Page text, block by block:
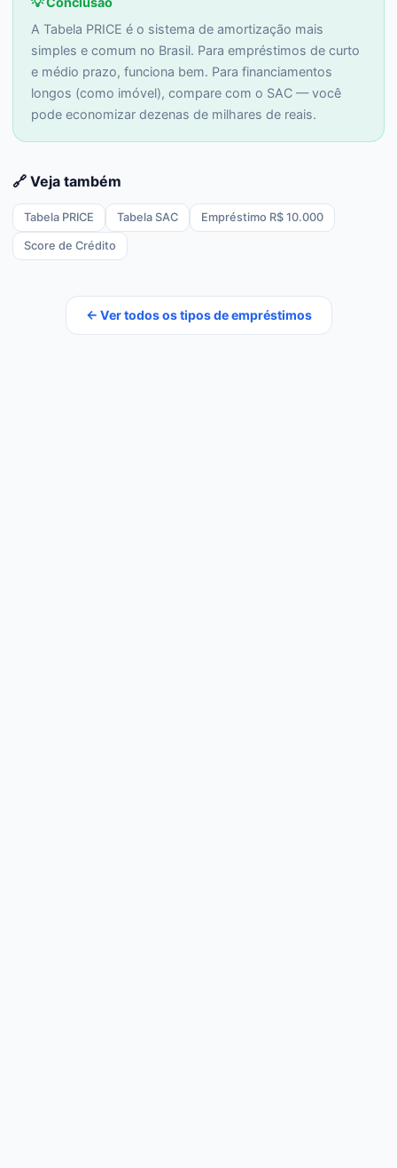
A Tabela PRICE é o sistema de amortização mais
simples e comum no Brasil. Para empréstimos de curto
e médio prazo, funciona bem. Para financiamentos
longos (como imóvel), compare com o SAC — você
pode economizar dezenas de milhares de reais.
🔗 Veja também
Tabela PRICE Tabela SAC Empréstimo R$ 10.000
Score de Crédito
← Ver todos os tipos de empréstimos